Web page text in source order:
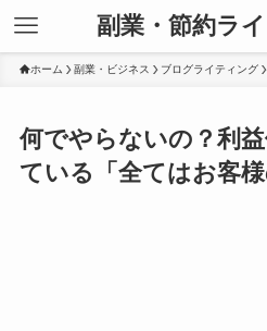
副業・節約ラ
ホーム 副業・ビジネス ブログライティング
何でやらないの？利
ている「全てはお客